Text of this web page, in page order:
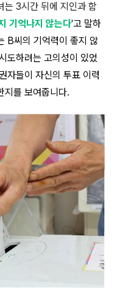
는 3시간 뒤에 지인과 함
기억나지 않는다'고 말하
B씨의 기억력이 좋지 않
도하려는 고의성이 있었
자들이 자신의 투표 이력
지를 보여줍니다.